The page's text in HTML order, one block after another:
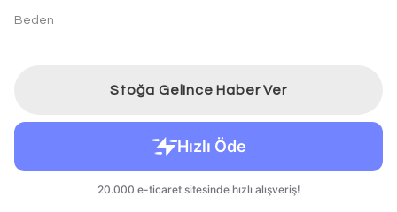
Beden
Stoğa Gelince Haber Ver